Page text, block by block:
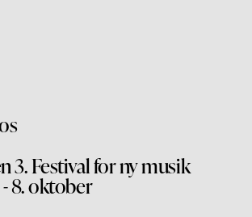
3. Festival for ny musik
8. oktober